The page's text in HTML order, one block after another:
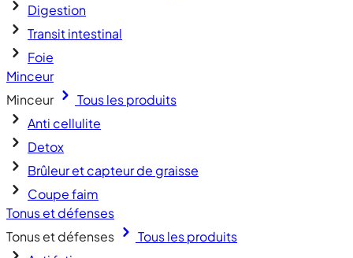
Digestion
Transit intestinal
Foie
Minceur
Minceur
Tous les produits
Anti cellulite
Detox
Brûleur et capteur de graisse
Coupe faim
Tonus et défenses
Tonus et défenses
Tous les produits